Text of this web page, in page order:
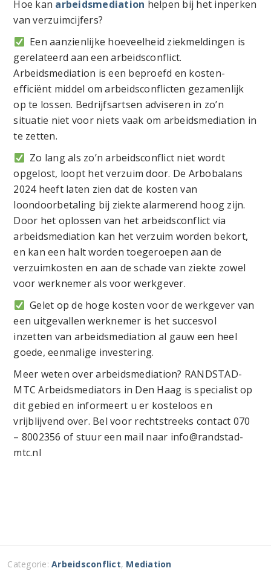
Hoe kan arbeidsmediation helpen bij het inperken
van verzuimcijfers?
Een aanzienlijke hoeveelheid ziekmeldingen is
gerelateerd aan een arbeidsconflict.
Arbeidsmediation is een beproefd en kosten-
efficiënt middel om arbeidsconflicten gezamenlijk
op te lossen. Bedrijfsartsen adviseren in zo’n
situatie niet voor niets vaak om arbeidsmediation in
te zetten.
Zo lang als zo’n arbeidsconflict niet wordt
opgelost, loopt het verzuim door. De Arbobalans
2024 heeft laten zien dat de kosten van
loondoorbetaling bij ziekte alarmerend hoog zijn.
Door het oplossen van het arbeidsconflict via
arbeidsmediation kan het verzuim worden bekort,
en kan een halt worden toegeroepen aan de
verzuimkosten en aan de schade van ziekte zowel
voor werknemer als voor werkgever.
Gelet op de hoge kosten voor de werkgever van
een uitgevallen werknemer is het succesvol
inzetten van arbeidsmediation al gauw een heel
goede, eenmalige investering.
Meer weten over arbeidsmediation? RANDSTAD-
MTC Arbeidsmediators in Den Haag is specialist op
dit gebied en informeert u er kosteloos en
vrijblijvend over. Bel voor rechtstreeks contact 070
– 8002356 of stuur een mail naar info@randstad-
mtc.nl
Categorie:Arbeidsconflict, Mediation